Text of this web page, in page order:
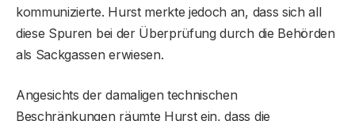
kommunizierte. Hurst merkte jedoch an, dass sich all
diese Spuren bei der Überprüfung durch die Behörden
als Sackgassen erwiesen.
Angesichts der damaligen technischen
Beschränkungen räumte Hurst ein, dass die